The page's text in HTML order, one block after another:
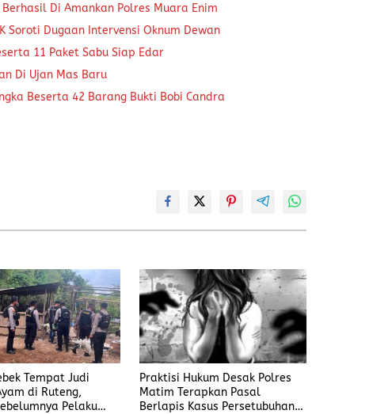
Di Amankan Polres Muara Enim
Soroti Dugaan Intervensi Oknum Dewan
11 Paket Sabu Siap Edar
Di Ujan Mas Baru
Beserta 42 Barang Bukti Bobi Candra
Tempat Judi
di Ruteng,
Pelaku
Praktisi Hukum Desak Polres
Matim Terapkan Pasal
Berlapis Kasus Persetubuhan